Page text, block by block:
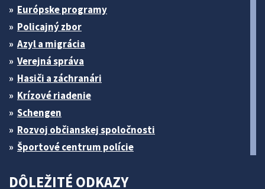
Európske programy
Policajný zbor
Azyl a migrácia
Verejná správa
Hasiči a záchranári
Krízové riadenie
Schengen
Rozvoj občianskej spoločnosti
Športové centrum polície
DÔLEŽITÉ ODKAZY